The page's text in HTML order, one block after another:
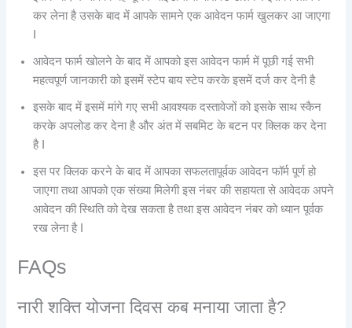
कर लेना है उसके बाद में आपके सामने एक आवेदन फार्म खुलकर आ जाएगा
आवेदन फार्म खोलने के बाद में आपको इस आवेदन फार्म में पूछी गई सभी
महत्वपूर्ण जानकारी को इसमें स्टेप बाय स्टेप करके इसमें दर्ज कर देनी है
इसके बाद में इसमें मांगे गए सभी आवश्यक दस्तावेजों को इसके साथ स्कैन
करके अपलोड कर देना है और अंत में सबमिट के बटन पर क्लिक कर देना
है I
इस पर क्लिक करने के बाद में आपका सफलतापूर्वक आवेदन फॉर्म पूर्ण हो
जाएगा तथा आपको एक संख्या मिलेगी इस नंबर की सहायता से आवेदक अपने
आवेदन की स्थिति को देख सकता है तथा इस आवेदन नंबर को ध्यान पूर्वक
रख लेना है I
FAQs
नारी शक्ति योजना दिवस कब मनाया जाता है?